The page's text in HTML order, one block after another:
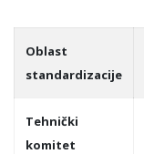
Oblast
standardizacije
Tehnički
komitet